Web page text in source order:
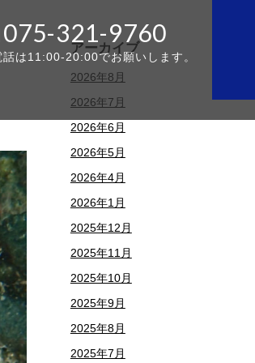
075-321-9760
話は11:00-20:00でお願いします。
アーカイブ
2026年8月
2026年7月
2026年6月
2026年5月
2026年4月
2026年1月
2025年12月
2025年11月
2025年10月
2025年9月
2025年8月
2025年7月